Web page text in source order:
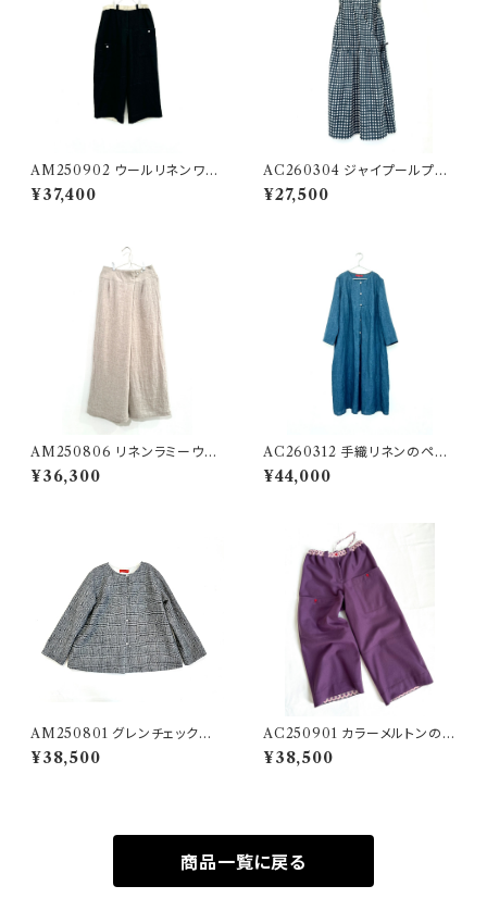
AM250902 ウールリネンワッ
シャーツイルのミディアムステッ
プパンツ
¥37,400
AC260304 ジャイプールプリ
ントのカシュクールエテ
¥27,500
AM250806 リネンラミーウー
ルツイルのラージパンツ
¥36,300
AC260312 手織リネンのペプ
ラムローブ
¥44,000
AM250801 グレンチェックウ
ールのリバーシブル
¥38,500
AC250901 カラーメルトンのミ
ディアムステップパンツ
¥38,500
商品一覧に戻る